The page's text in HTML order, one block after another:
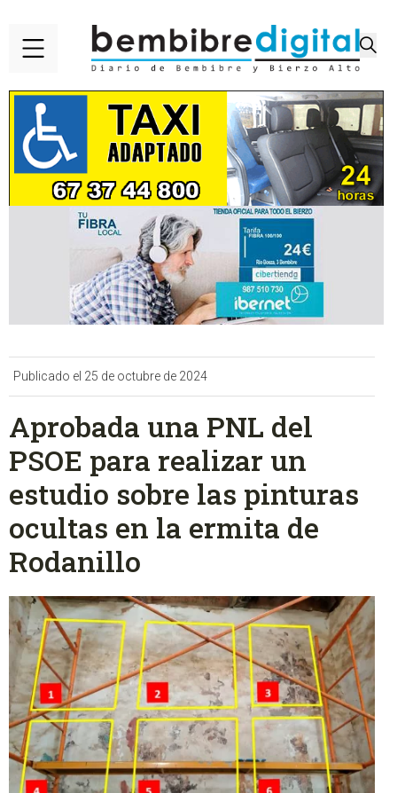
Publicado el 25 de octubre de 2024
Aprobada una PNL del
PSOE para realizar un
estudio sobre las pinturas
ocultas en la ermita de
Rodanillo